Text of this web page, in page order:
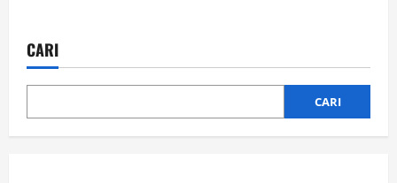
Anjlok
Generasi
Terdampak
CARI
CARI